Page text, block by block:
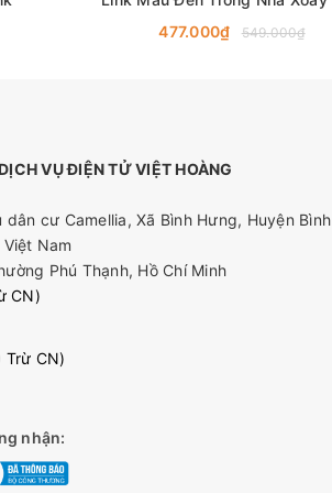
Độ, Đàm Thoại 2 Chiều
477.000₫ 549.000₫
VỤ ĐIỆN TỬ VIỆT HOÀNG
cư Camellia, Xã Bình Hưng, Huyện Bình
Nam
Phú Thạnh, Hồ Chí Minh
CN)
CN)
nhận: